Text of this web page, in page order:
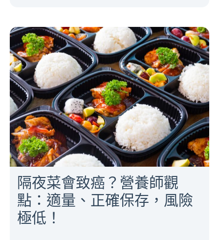
隔夜菜會致癌？營養師觀
點：適量、正確保存，風險
極低！